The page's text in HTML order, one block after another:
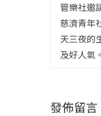
管樂社邀
慈濟青年
天三夜的
及好人氣。
發佈留言